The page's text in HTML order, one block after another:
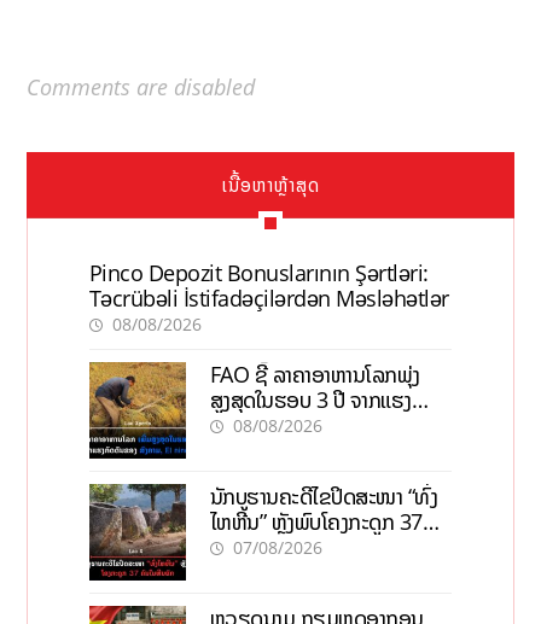
Comments are disabled
ເນື້ອຫາຫຼ້າສຸດ
Pinco Depozit Bonuslarının Şərtləri:
Təcrübəli İstifadəçilərdən Məsləhətlər
08/08/2026
FAO ຊີ້ ລາຄາອາຫານໂລກພຸ່ງ
ສູງສຸດໃນຮອບ 3 ປີ ຈາກແຮງ
ກົດດັນຂອງສົງຄາມ, El nino
08/08/2026
ນັກບູຮານຄະດີໄຂປິດສະໜາ “ທົ່ງ
ໄຫຫີນ” ຫຼັງພົບໂຄງກະດູກ 37
ຄົນໃນຫີນຍັກ
07/08/2026